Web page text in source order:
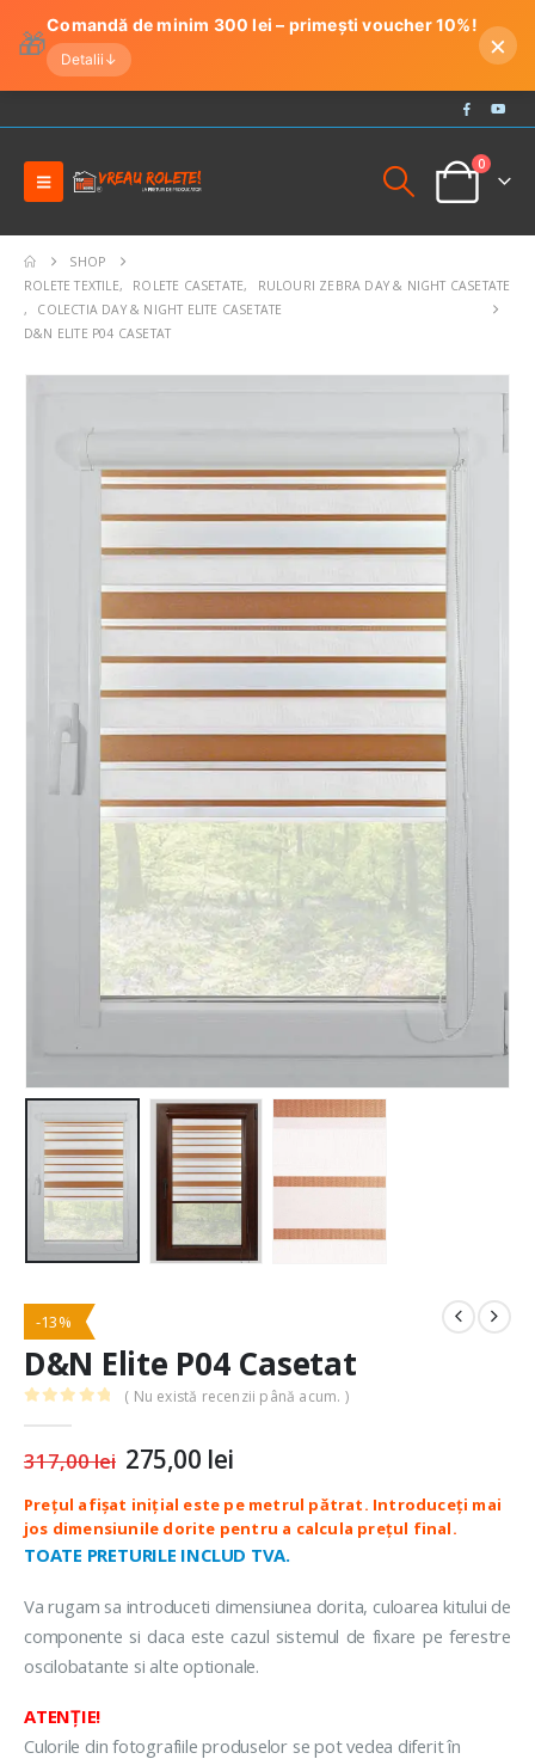
🎁
Comandă de minim 300 lei – primești voucher 10%!
Detalii ↓ ×
0
SHOP
ROLETE TEXTILE, ROLETE CASETATE,
RULOURI ZEBRA DAY & NIGHT CASETATE
,
COLECTIA DAY & NIGHT ELITE CASETATE
D&N ELITE P04 CASETAT
-13%
D&N Elite P04 Casetat
( Nu există recenzii până acum. )
317,00lei Prețul
inițial
a
fost:
317,00 lei.
275,00 lei
este:
275,00 lei.
TOATE PRETURILE INCLUD TVA.
Va rugam sa introduceti dimensiunea dorita, culoarea kitului de
componente si daca este cazul sistemul de fixare pe ferestre
oscilobatante si alte optionale.
ATENȚIE!
Culorile din fotografiile produselor se pot vedea diferit în